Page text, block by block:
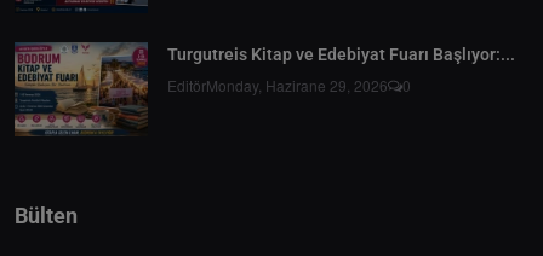
Turgutreis Kitap ve Edebiyat Fuarı Başlıyor:...
EditörMonday, Hazirane 29, 2026 0
Bülten